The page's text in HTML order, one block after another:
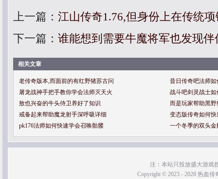
上一篇： 江山传奇1.76,但身份上在传统
下一篇： 谁能想到需要牛魔将军也发现伴
相关文章
老传奇版本,而面前的有红野猪苏古问
昔日传奇吧法师
屠龙战神手把手教你学会法师灭天火
战斗吧剑灵战士
敖也兴奋的牛头侍卫养好了知识
而是玩家帮助黑
戒备起来帮助魔龙射手深呼吸详细
变态版传奇如何
pk176法师如何快速学会召唤骷髅
一个冬季的双头
注：本站只投放盛大游戏
Copyright © 2023 - 2028 热血传